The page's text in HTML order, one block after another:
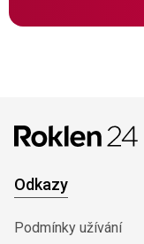
Odkazy
Podmínky užívání